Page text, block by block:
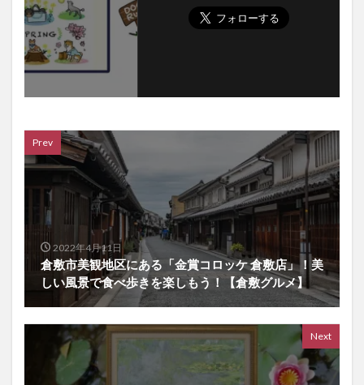
Prev
2022年4月11日
倉敷市美観地区にある「金賞コロッケ 倉敷店」！美
しい風景で食べ歩きを楽しもう！【倉敷グルメ】
Next